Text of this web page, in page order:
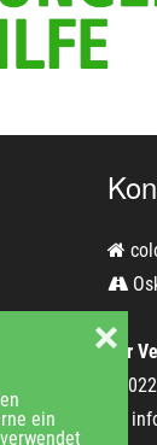
ein
❌Für